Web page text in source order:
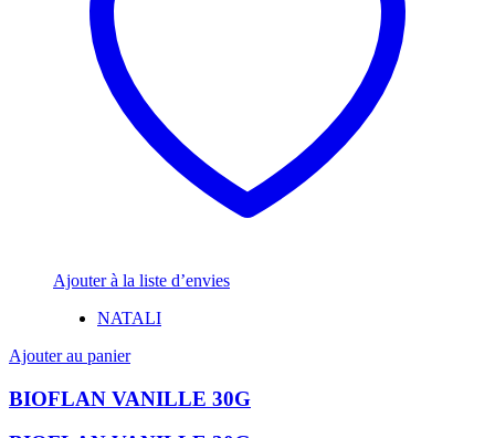
Ajouter à la liste d’envies
NATALI
Ajouter au panier
BIOFLAN VANILLE 30G